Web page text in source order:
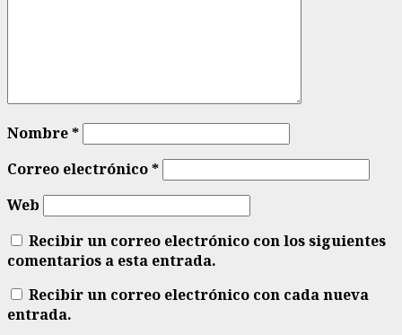
Nombre*
Correo electrónico*
Web
Recibir un correo electrónico con los siguientes
comentarios a esta entrada.
Recibir un correo electrónico con cada nueva
entrada.